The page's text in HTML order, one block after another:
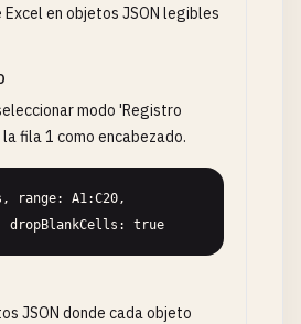
en objetos JSON legibles
modo 'Registro
fila 1 como encabezado.
range: A1:C20,
dropBlankCells: true
JSON donde cada objeto